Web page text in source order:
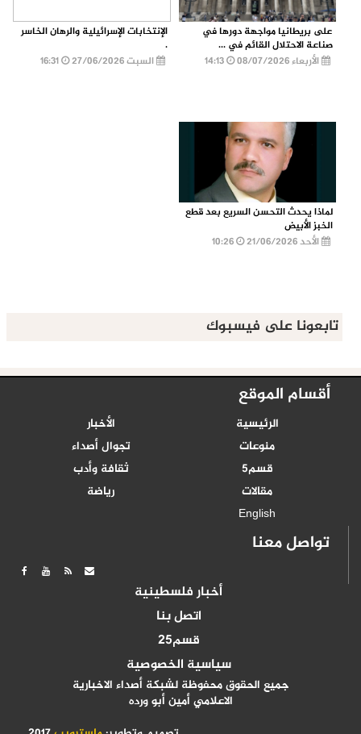
على بريطانيا مواجهة دورها في
صناعة الاحتلال القائم في ...
الأربعاء 08/07/2026
الإنتخابات الإسرائيلية والرهان الخاسر
.
السبت 27/06/2026
16:31
لماذا يحدث التحسن السريع بعد قطع
الخبز الأبيض
الأحد 21/06/2026
تابعونا على فيسبوك
أقسام الموقع
الرئيسية
الأخبار
منوعات
تجوال أصداء
قسم5
ثقافة وأدب
مقالات
رياضة
English
تواصل معنا
أخبار فلسطينية
اتصل بنا
قسم25
سياسية الخصوصية
جميع الحقوق محفوظة لشبكة أصداء الاخبارية
الاعلامي أمين أبو ورده